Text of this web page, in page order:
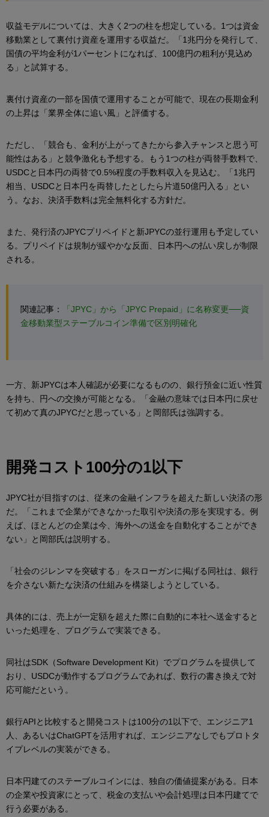
収益モデルについては、大きく2つの柱を想定している。1つは資金
移動業として裏付け資産を運用する収益だ。「1兆円分を発行して、
国債の平均金利が1パーセントになれば、100億円の粗利が見込め
る」と試算する。
裏付け資産の一部を国債で運用することが可能で、現在の長期金利
の上昇は「業界全体に追い風」と評価する。
ただし、「競合も、金利が上がってきたから参入チャンスと思う可
能性はある」と競争激化も予想する。もう1つの柱が両替手数料で、
USDCと日本円の両替で0.5%程度の手数料収入を見込む。「1兆円
相当、USDCと日本円を両替したとしたら片道50億円入る」とい
う。なお、決済手数料は完全無料化する方針だ。
また、発行済のJPYCプリペイドと新JPYCの並行運用も予定してい
る。プリペイドは規制が緩やかな反面、日本円への払い戻しが制限
される。
関連記事：
「JPYC」から「JPYC Prepaid」に名称変更──資
金移動業型ステーブルコイン準備で区別明確化
一方、新JPYCは本人確認が必要になるものの、銀行預金に近い性質
を持ち、円への交換が可能となる。「金融の意味では日本円に戻せ
て初めて真のJPYCだと思っている」と岡部氏は強調する。
開発コスト100分の1以下
JPYC社が目指すのは、従来の金融インフラを超えた新しい決済の形
だ。「これまで企業ができなかった取引や決済の形を実現する。例
えば、ほとんどの企業は今、海外への送金を自動化することができ
ない」と岡部氏は説明する。
「社会のジレンマを突破する」をスローガンに掲げる同社は、銀行
を介さない新たな決済の仕組みを構築しようとしている。
具体的には、売上が一定額を超えた際に自動的に本社へ送金すると
いった処理を、プログラムで実装できる。
同社はSDK（Software Development Kit）でプログラムを提供して
おり、USDCが動作するプログラムであれば、数行の書き換えで対
応可能だという。
銀行APIと比較すると開発コストは100分の1以下で、エンジニア1
人、あるいはChatGPTを活用すれば、エンジニアなしでもプロトタ
イプレベルの実装ができる。
日本円建てのステーブルコインには、独自の価値提案がある。日本
の企業や投資家にとって、税金の支払いや会計処理は日本円建てで
行う必要がある。